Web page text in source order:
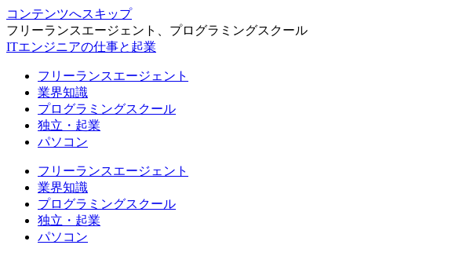
コンテンツへスキップ
フリーランスエージェント、プログラミングスクール
ITエンジニアの仕事と起業
フリーランスエージェント
業界知識
プログラミングスクール
独立・起業
パソコン
フリーランスエージェント
業界知識
プログラミングスクール
独立・起業
パソコン